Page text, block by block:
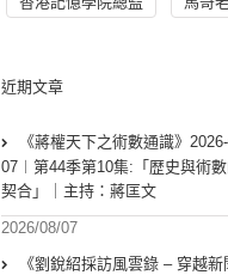
近期文章
《蔣權天下之術數通識》
07︱第44季第10集:「歴史與術
契合」｜主持：蔣匡文
2026/08/07
《劉銳紹採訪風雲錄 – 穿越新